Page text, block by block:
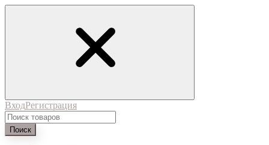
ВходРегистрация
Поиск